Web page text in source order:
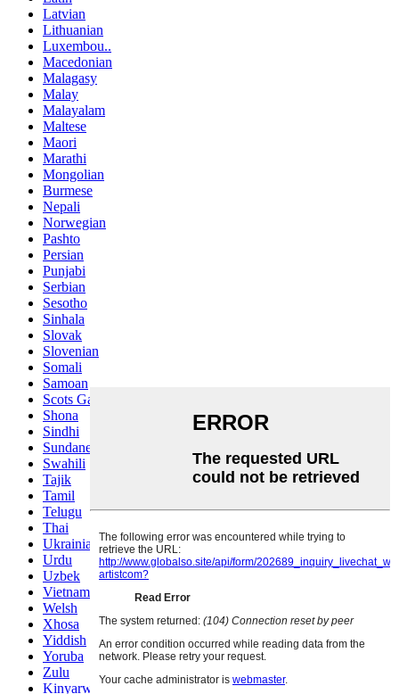
Latvian
Lithuanian
Luxembou..
Macedonian
Malagasy
Malay
Malayalam
Maltese
Maori
Marathi
Mongolian
Burmese
Nepali
Norwegian
Pashto
Persian
Punjabi
Serbian
Sesotho
Sinhala
Slovak
Slovenian
Somali
Samoan
Scots Gaelic
Shona
Sindhi
Sundanese
Swahili
Tajik
Tamil
Telugu
Thai
Ukrainian
Urdu
Uzbek
Vietnamese
Welsh
Xhosa
Yiddish
Yoruba
Zulu
Kinyarwanda